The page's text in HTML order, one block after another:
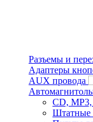
Разъемы и
Адаптеры
AUX провода
CD,
Штатные